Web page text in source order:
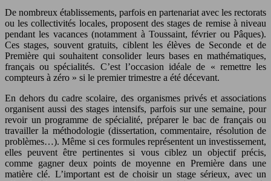
De nombreux établissements, parfois en partenariat avec les rectorats
ou les collectivités locales, proposent des stages de remise à niveau
pendant les vacances (notamment à Toussaint, février ou Pâques).
Ces stages, souvent gratuits, ciblent les élèves de Seconde et de
Première qui souhaitent consolider leurs bases en mathématiques,
français ou spécialités. C’est l’occasion idéale de « remettre les
compteurs à zéro » si le premier trimestre a été décevant.
En dehors du cadre scolaire, des organismes privés et associations
organisent aussi des stages intensifs, parfois sur une semaine, pour
revoir un programme de spécialité, préparer le bac de français ou
travailler la méthodologie (dissertation, commentaire, résolution de
problèmes…). Même si ces formules représentent un investissement,
elles peuvent être pertinentes si vous ciblez un objectif précis,
comme gagner deux points de moyenne en Première dans une
matière clé. L’important est de choisir un stage sérieux, avec un